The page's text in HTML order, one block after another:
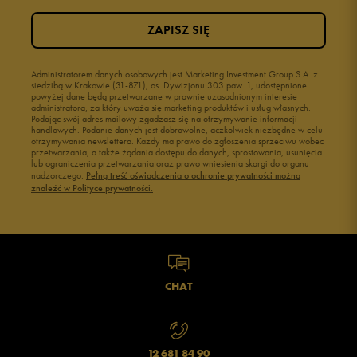
Administratorem danych osobowych jest Marketing Investment Group S.A. z
siedzibą w Krakowie (31-871), os. Dywizjonu 303 paw. 1, udostępnione
powyżej dane będą przetwarzane w prawnie uzasadnionym interesie
administratora, za który uważa się marketing produktów i usług własnych.
Podając swój adres mailowy zgadzasz się na otrzymywanie informacji
handlowych. Podanie danych jest dobrowolne, aczkolwiek niezbędne w celu
otrzymywania newslettera. Każdy ma prawo do zgłoszenia sprzeciwu wobec
przetwarzania, a także żądania dostępu do danych, sprostowania, usunięcia
lub ograniczenia przetwarzania oraz prawo wniesienia skargi do organu
nadzorczego. Pełną treść oświadczenia o ochronie prywatności można
znaleźć w Polityce prywatności.
ZAPISZ SIĘ
CHAT
12 681 84 90